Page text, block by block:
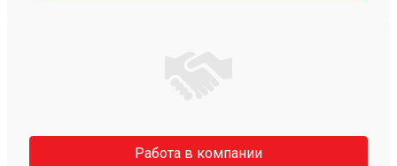
Работа в компании